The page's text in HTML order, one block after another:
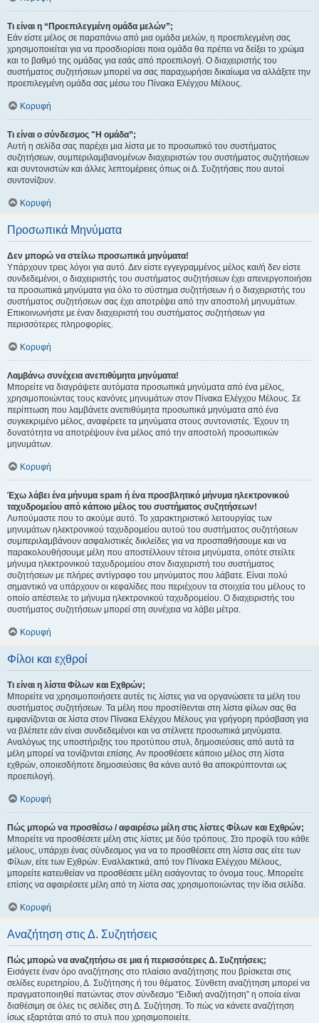
Τι είναι η “Προεπιλεγμένη ομάδα μελών”;
Εάν είστε μέλος σε παραπάνω από μια ομάδα μελών, η προεπιλεγμένη σας
χρησιμοποιείται για να προσδιορίσει ποια ομάδα θα πρέπει να δείξει το χρώμα
και το βαθμό της ομάδας για εσάς από προεπιλογή. Ο διαχειριστής του
συστήματος συζητήσεων μπορεί να σας παραχωρήσει δικαίωμα να αλλάξετε την
προεπιλεγμένη ομάδα σας μέσω του Πίνακα Ελέγχου Μέλους.
Κορυφή
Τι είναι ο σύνδεσμος "Η ομάδα”;
Αυτή η σελίδα σας παρέχει μια λίστα με το προσωπικό του συστήματος
συζητήσεων, συμπεριλαμβανομένων διαχειριστών του συστήματος συζητήσεων
και συντονιστών και άλλες λεπτομέρειες όπως οι Δ. Συζητήσεις που αυτοί
συντονίζουν.
Κορυφή
Προσωπικά Μηνύματα
Δεν μπορώ να στείλω προσωπικά μηνύματα!
Υπάρχουν τρεις λόγοι για αυτό. Δεν είστε εγγεγραμμένος μέλος και/ή δεν είστε
συνδεδεμένοι, ο διαχειριστής του συστήματος συζητήσεων έχει απενεργοποιήσει
τα προσωπικά μηνύματα για όλο το σύστημα συζητήσεων ή ο διαχειριστής του
συστήματος συζητήσεων σας έχει αποτρέψει από την αποστολή μηνυμάτων.
Επικοινωνήστε με έναν διαχειριστή του συστήματος συζητήσεων για
περισσότερες πληροφορίες.
Κορυφή
Λαμβάνω συνέχεια ανεπιθύμητα μηνύματα!
Μπορείτε να διαγράψετε αυτόματα προσωπικά μηνύματα από ένα μέλος,
χρησιμοποιώντας τους κανόνες μηνυμάτων στον Πίνακα Ελέγχου Μέλους. Σε
περίπτωση που λαμβάνετε ανεπιθύμητα προσωπικά μηνύματα από ένα
συγκεκριμένο μέλος, αναφέρετε τα μηνύματα στους συντονιστές. Έχουν τη
δυνατότητα να αποτρέψουν ένα μέλος από την αποστολή προσωπικών
μηνυμάτων.
Κορυφή
Έχω λάβει ένα μήνυμα spam ή ένα προσβλητικό μήνυμα ηλεκτρονικού
ταχυδρομείου από κάποιο μέλος του συστήματος συζητήσεων!
Λυπούμαστε που το ακούμε αυτό. Το χαρακτηριστικό λειτουργίας των
μηνυμάτων ηλεκτρονικού ταχυδρομείου αυτού του συστήματος συζητήσεων
συμπεριλαμβάνουν ασφαλιστικές δικλείδες για να προσπαθήσουμε και να
παρακολουθήσουμε μέλη που αποστέλλουν τέτοια μηνύματα, οπότε στείλτε
μήνυμα ηλεκτρονικού ταχυδρομείου στον διαχειριστή του συστήματος
συζητήσεων με πλήρες αντίγραφο του μηνύματος που λάβατε. Είναι πολύ
σημαντικό να υπάρχουν οι κεφαλίδες που περιέχουν τα στοιχεία του μέλους το
οποίο απέστειλε το μήνυμα ηλεκτρονικού ταχυδρομείου. Ο διαχειριστής του
συστήματος συζητήσεων μπορεί στη συνέχεια να λάβει μέτρα.
Κορυφή
Φίλοι και εχθροί
Τι είναι η λίστα Φίλων και Εχθρών;
Μπορείτε να χρησιμοποιήσετε αυτές τις λίστες για να οργανώσετε τα μέλη του
συστήματος συζητήσεων. Τα μέλη που προστίθενται στη λίστα φίλων σας θα
εμφανίζονται σε λίστα στον Πίνακα Ελέγχου Μέλους για γρήγορη πρόσβαση για
να βλέπετε εάν είναι συνδεδεμένοι και να στέλνετε προσωπικά μηνύματα.
Αναλόγως της υποστήριξης του προτύπου στυλ, δημοσιεύσεις από αυτά τα
μέλη μπορεί να τονίζονται επίσης. Αν προσθέσετε κάποιο μέλος στη λίστα
εχθρών, οποιεσδήποτε δημοσιεύσεις θα κάνει αυτό θα αποκρύπτονται ως
προεπιλογή.
Κορυφή
Πώς μπορώ να προσθέσω / αφαιρέσω μέλη στις λίστες Φίλων και Εχθρών;
Μπορείτε να προσθέσετε μέλη στις λίστες με δύο τρόπους. Στο προφίλ του κάθε
μέλους, υπάρχει ένας σύνδεσμος για να το προσθέσετε στη λίστα σας είτε των
Φίλων, είτε των Εχθρών. Εναλλακτικά, από τον Πίνακα Ελέγχου Μέλους,
μπορείτε κατευθείαν να προσθέσετε μέλη εισάγοντας το όνομα τους. Μπορείτε
επίσης να αφαιρέσετε μέλη από τη λίστα σας χρησιμοποιώντας την ίδια σελίδα.
Κορυφή
Αναζήτηση στις Δ. Συζητήσεις
Πώς μπορώ να αναζητήσω σε μια ή περισσότερες Δ. Συζητήσεις;
Εισάγετε έναν όρο αναζήτησης στο πλαίσιο αναζήτησης που βρίσκεται στις
σελίδες ευρετηρίου, Δ. Συζήτησης ή του θέματος. Σύνθετη αναζήτηση μπορεί να
πραγματοποιηθεί πατώντας στον σύνδεσμο “Ειδική αναζήτηση” η οποία είναι
διαθέσιμη σε όλες τις σελίδες στη Δ. Συζήτηση. Το πώς να κάνετε αναζήτηση
ίσως εξαρτάται από το στυλ που χρησιμοποιείτε.